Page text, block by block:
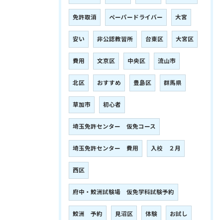
免許取消 ペーパードライバー 大宮
安い 非公認教習所 台東区 大宮区
費用 文京区 中央区 流山市
北区 おすすめ 豊島区 群馬県
草加市 初心者
埼玉免許センター 仮免コース
埼玉免許センター 費用 入校 ２月
西区
府中・鮫洲試験場 仮免学科試験予約
鮫洲 予約 見沼区 体験 お試し